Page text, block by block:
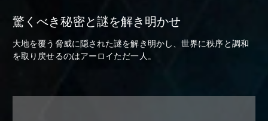
驚くべき秘密と謎を解き明かせ
大地を覆う脅威に隠された謎を解き明かし、世界に秩序と調和
を取り戻せるのはアーロイただ一人。